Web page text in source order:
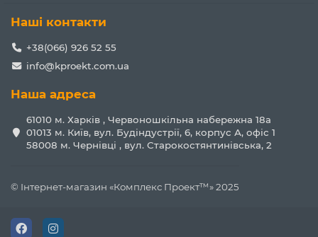
Наші контакти
+38(066) 926 52 55
info@kproekt.com.ua
Наша адреса
61010 м. Харків , Червоношкільна набережна 18а
01013 м. Київ, вул. Будіндустрії, 6, корпус А, офіс 1
58008 м. Чернівці , вул. Старокостянтинівська, 2
© Інтернет-магазин «Комплекс Проект™» 2025